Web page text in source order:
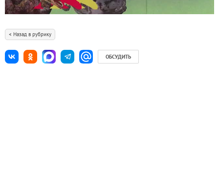
< Назад в рубрику
ОБСУДИТЬ